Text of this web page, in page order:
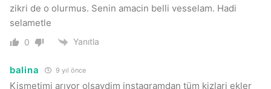
zikri de o olurmus. Senin amacin belli vesselam. Hadi
selametle
0 Yanıtla
balina 9 yıl önce
Kismetimi arıyor olsaydim instagramdan tüm kizlari ekler